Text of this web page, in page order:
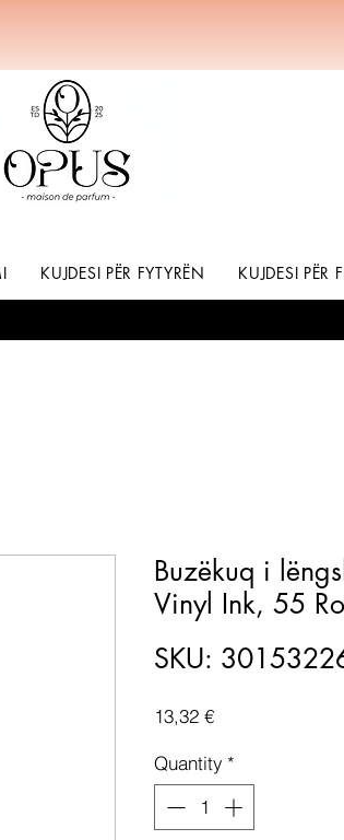
KUJDESI PËR FYTYRËN KUJDESI PËR
Buzëkuq i
Vinyl Ink, 55
SKU:
13,32 €Price
Quantity *